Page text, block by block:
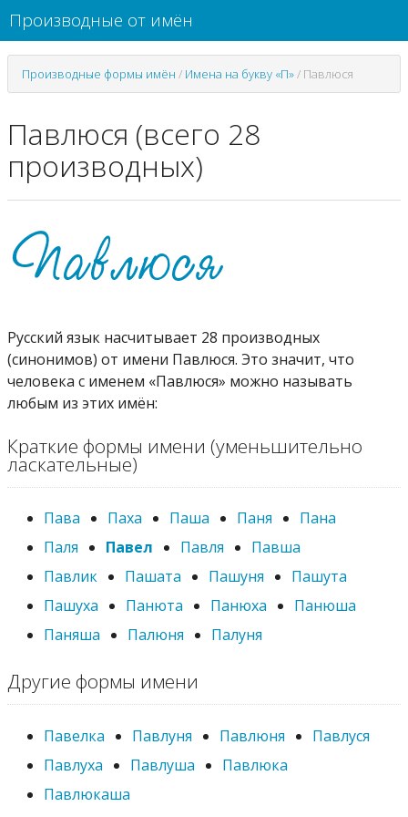
Производные от имён
Производные формы имён / Имена на букву «П»/ Павлюся
Павлюся (всего 28
производных)
Русский язык насчитывает 28 производных
(синонимов) от имени Павлюся. Это значит, что
человека с именем «Павлюся» можно называть
любым из этих имён:
Краткие формы имени (уменьшительно
ласкательные)
Пава Паха Паша Паня
Пана
Паля
Павел Павля
Павша
Павлик
Пашата Пашуня
Пашута
Пашуха
Панюта Панюха
Панюша
Паняша
Палюня Палуня
Другие формы имени
Павелка Павлуня Павлюня
Павлуся
Павлуха
Павлуша
Павлюка
Павлюкаша